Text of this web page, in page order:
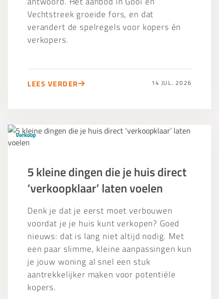
Vechtstreek groeide fors, en dat
verandert de spelregels voor kopers én
verkopers.
LEES VERDER 14 JUL. 2026
5
kleine
‘verkoopklaar’
voelen
Verkoop
5 kleine dingen die je huis direct
‘verkoopklaar’ laten voelen
Denk je dat je eerst moet verbouwen
voordat je je huis kunt verkopen? Goed
nieuws: dat is lang niet altijd nodig. Met
een paar slimme, kleine aanpassingen kun
je jouw woning al snel een stuk
aantrekkelijker maken voor potentiële
kopers.